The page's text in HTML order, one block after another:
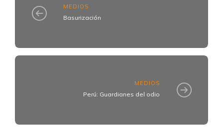
MEDIOS
Basurización
MEDIOS
Perú: Guardianes del odio